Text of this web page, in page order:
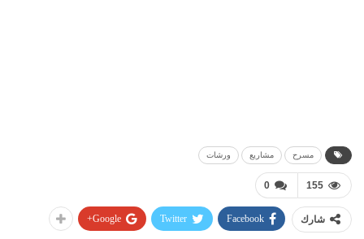
مسرح مشاريع ورشات
0 155
شارك Facebook
Twitter
Google+